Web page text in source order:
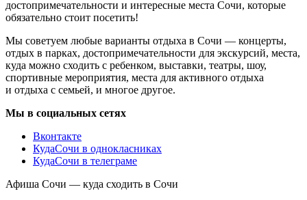
достопримечательности и интересные места Сочи, которые
обязательно стоит посетить!
Мы советуем любые варианты отдыха в Сочи — концерты,
отдых в парках, достопримечательности для экскурсий, места,
куда можно сходить с ребенком, выставки, театры, шоу,
спортивные мероприятия, места для активного отдыха
и отдыха с семьей, и многое другое.
Мы в социальных сетях
Вконтакте
КудаСочи в однокласниках
КудаСочи в телеграме
Афиша Сочи — куда сходить в Сочи